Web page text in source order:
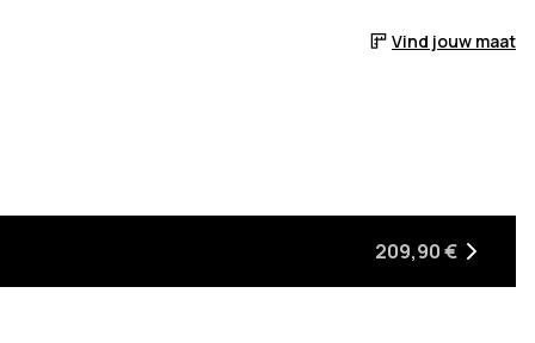
Vind jouw maat
209,90 €